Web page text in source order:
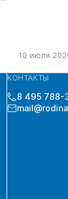
10 июля
КОНТАКТЫ
8 495 788-